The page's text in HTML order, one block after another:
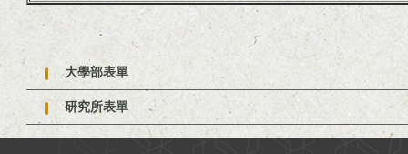
大學部表單
研究所表單